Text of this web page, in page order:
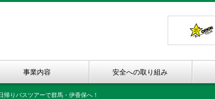
事業内容 安全への取り組み
帰りバスツアーで群馬・伊香保へ！